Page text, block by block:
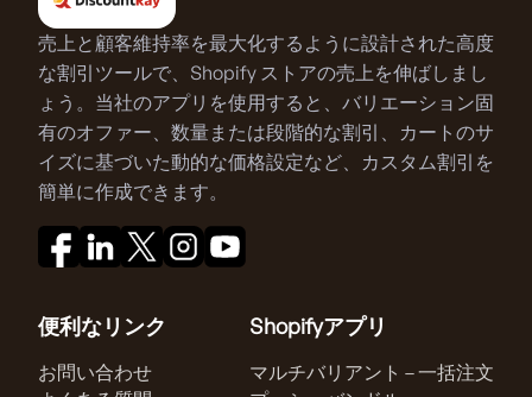
売上と顧客維持率を最大化するように設計された高度
な割引ツールで、Shopify ストアの売上を伸ばしまし
ょう。当社のアプリを使用すると、バリエーション固
有のオファー、数量または段階的な割引、カートのサ
イズに基づいた動的な価格設定など、カスタム割引を
簡単に作成できます。
便利なリンク
お問い合わせ
Shopifyアプリ
マルチバリアント – 一括注文